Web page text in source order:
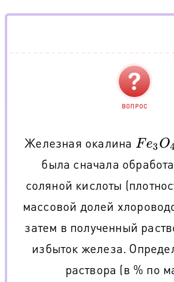
ВОПРОС
Железная окалина Fe3O4
была сначала
соляной кислоты
массовой долей
затем в полученный
избыток железа.
раствора (в % по